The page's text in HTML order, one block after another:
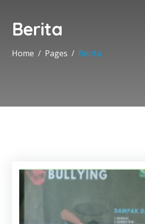
Berita
Home Pages Berita